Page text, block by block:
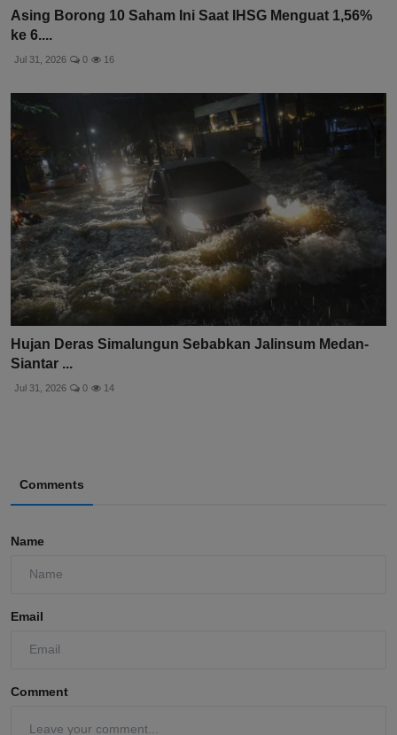
Asing Borong 10 Saham Ini Saat IHSG Menguat 1,56%
ke 6....
Jul 31, 2026 0 16
Hujan Deras Simalungun Sebabkan Jalinsum Medan-
Siantar ...
Jul 31, 2026 0 14
Comments
Name
Email
Comment